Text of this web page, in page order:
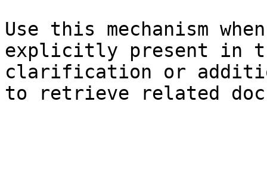
Use this mechanism
explicitly present in
clarification or